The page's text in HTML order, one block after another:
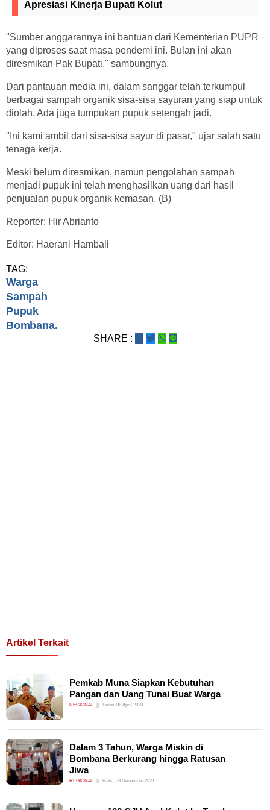
Apresiasi Kinerja Bupati Kolut
"Sumber anggarannya ini bantuan dari Kementerian PUPR
yang diproses saat masa pendemi ini. Bulan ini akan
diresmikan Pak Bupati," sambungnya.
Dari pantauan media ini, dalam sanggar telah terkumpul
berbagai sampah organik sisa-sisa sayuran yang siap untuk
diolah. Ada juga tumpukan pupuk setengah jadi.
"Ini kami ambil dari sisa-sisa sayur di pasar," ujar salah satu
tenaga kerja.
Meski belum diresmikan, namun pengolahan sampah
menjadi pupuk ini telah menghasilkan uang dari hasil
penjualan pupuk organik kemasan. (B)
Reporter: Hir Abrianto
Editor: Haerani Hambali
TAG:
Warga
Sampah
Pupuk
Bombana.
SHARE :
Artikel Terkait
Pemkab Muna Siapkan Kebutuhan
Pangan dan Uang Tunai Buat Warga
REGIONAL Senin, 06 April 2020
Dalam 3 Tahun, Warga Miskin di
Bombana Berkurang hingga Ratusan
Jiwa
REGIONAL Rabu, 08 Desember 2021